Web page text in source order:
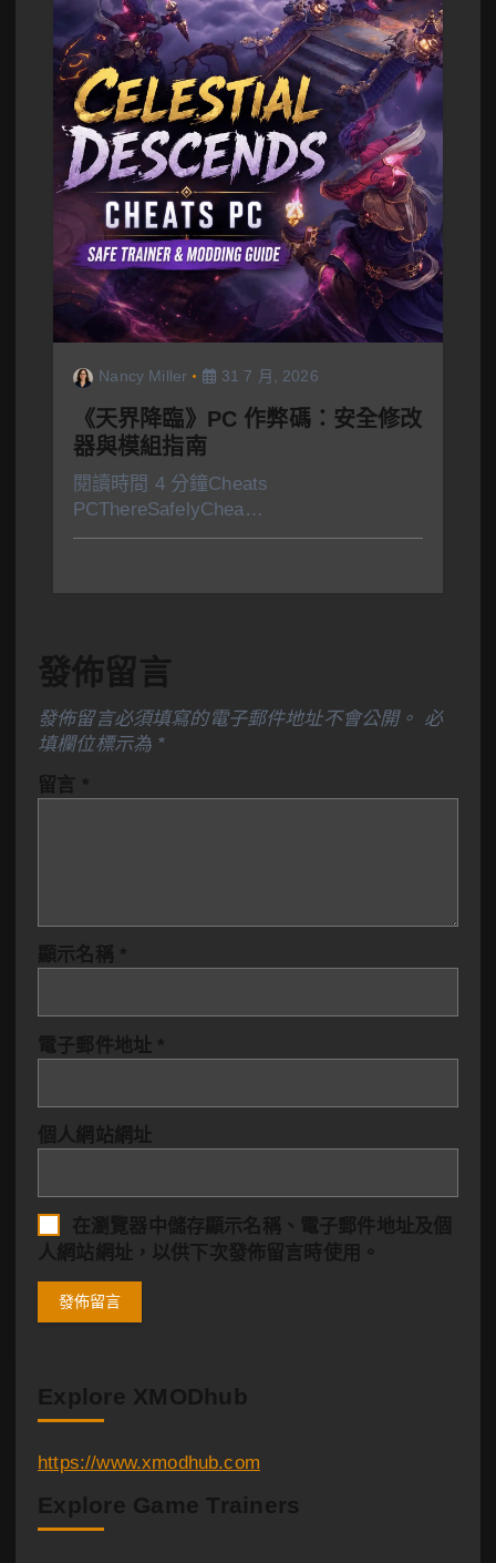
Nancy Miller 31 7 月, 2026
《天界降臨》PC 作弊碼：安全修改
器與模組指南
閱讀時間 4 分鐘Cheats
PCThereSafelyChea…
發佈留言
發佈留言必須填寫的電子郵件地址不會公開。 必
填欄位標示為 *
留言 *
顯示名稱 *
電子郵件地址 *
個人網站網址
在瀏覽器 中儲存顯示名稱、電子郵件地址及個
人網站網址，以供下次發佈留言時使用。
Explore XMODhub
https://www.xmodhub.com
Explore Game Trainers